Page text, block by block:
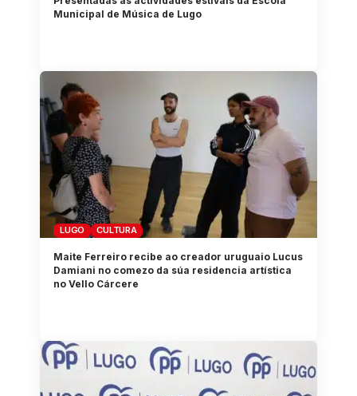
Municipal de Música de Lugo
LUGO CULTURA
Maite Ferreiro recibe ao creador uruguaio Lucus
Damiani no comezo da súa residencia artística
no Vello Cárcere